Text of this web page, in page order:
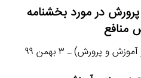
در مورد بخشنامه
منافع
و پرورش) ـ ۳ بهمن ۹۹